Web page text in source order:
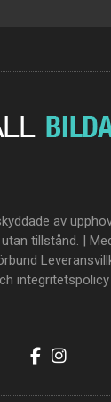
av
tillstånd. |
integritetspolicy